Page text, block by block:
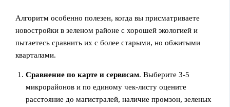
Алгоритм особенно полезен, когда вы присматриваете
новостройки в зеленом районе с хорошей экологией и
пытаетесь сравнить их с более старыми, но обжитыми
кварталами.
Сравнение по карте и сервисам. Выберите 3-5
микрорайонов и по единому чек-листу оцените
расстояние до магистралей, наличие промзон, зеленых